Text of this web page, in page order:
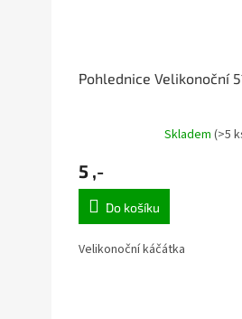
Pohlednice Velikonoční
Skladem (>5
5 ,-
Do košíku
Velikonoční káčátka